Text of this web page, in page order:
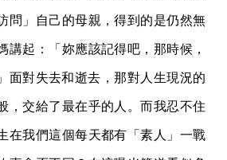
問」自己的母親，得到的是仍然無
講起：「妳應該記得吧，那時候，
對失去和逝去，那對人生現況的
，交給了最在乎的人。而我忍不住
在我們這個每天都有「素人」一戰